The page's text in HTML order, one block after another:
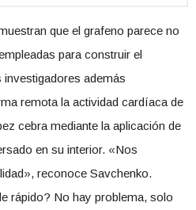
que el grafeno parece no
para construir el
además
remota la actividad cardíaca de
cebra mediante la aplicación de
en su interior. «Nos
reconoce Savchenko.
rápido? No hay problema, solo